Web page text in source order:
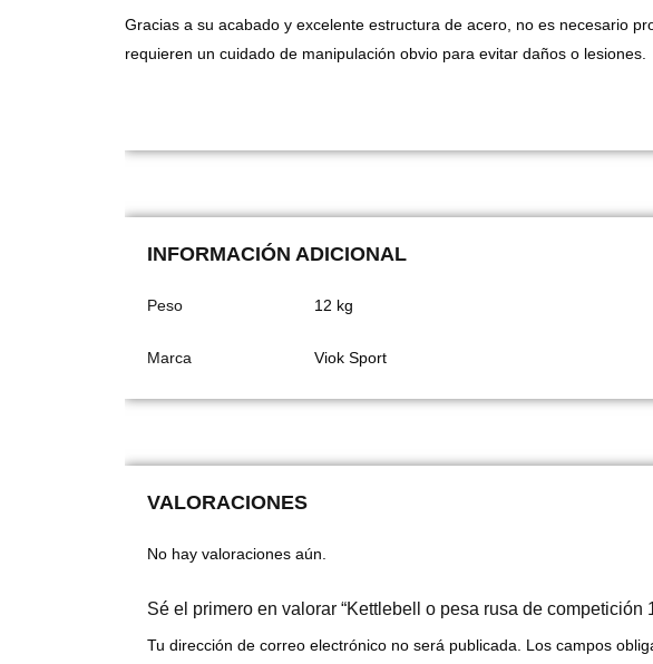
Gracias a su acabado y excelente estructura de acero, no es necesario
requieren un cuidado de manipulación obvio para evitar daños o lesiones.
INFORMACIÓN ADICIONAL
Peso 12 kg
Marca Viok Sport
VALORACIONES
No hay valoraciones aún.
Sé el primero en valorar “Kettlebell o pesa rusa de competición
Tu dirección de correo electrónico no será publicada. Los campos